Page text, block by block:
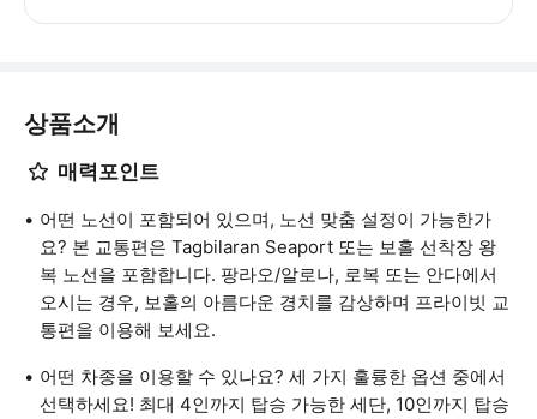
상품소개
매력포인트
어떤 노선이 포함되어 있으며, 노선 맞춤 설정이 가능한가
요? 본 교통편은 Tagbilaran Seaport 또는 보홀 선착장 왕
복 노선을 포함합니다. 팡라오/알로나, 로복 또는 안다에서
오시는 경우, 보홀의 아름다운 경치를 감상하며 프라이빗 교
통편을 이용해 보세요.
어떤 차종을 이용할 수 있나요? 세 가지 훌륭한 옵션 중에서
선택하세요! 최대 4인까지 탑승 가능한 세단, 10인까지 탑승